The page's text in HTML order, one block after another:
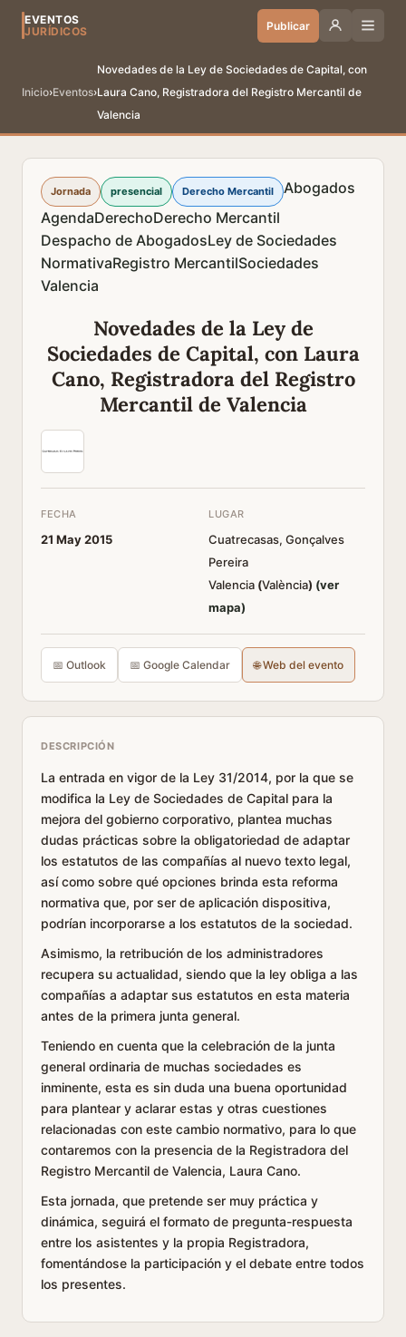
EVENTOS
JURÍDICOS
Publicar
Inicio›Eventos›
Novedades de la Ley de Sociedades de Capital, con
Laura Cano, Registradora del Registro Mercantil de
Valencia
Jornada presencial Derecho Mercantil
Abogados
AgendaDerechoDerecho Mercantil
Despacho de AbogadosLey de Sociedades
NormativaRegistro MercantilSociedades
Valencia
Novedades de la Ley de
Sociedades de Capital, con Laura
Cano, Registradora del Registro
Mercantil de Valencia
FECHA
21 May 2015
LUGAR
Cuatrecasas, Gonçalves
Pereira
Valencia (València) (ver
mapa)
📅 Outlook 📅 Google Calendar 🌐 Web del evento
DESCRIPCIÓN
La entrada en vigor de la Ley 31/2014, por la que se
modifica la Ley de Sociedades de Capital para la
mejora del gobierno corporativo, plantea muchas
dudas prácticas sobre la obligatoriedad de adaptar
los estatutos de las compañías al nuevo texto legal,
así como sobre qué opciones brinda esta reforma
normativa que, por ser de aplicación dispositiva,
podrían incorporarse a los estatutos de la sociedad.
Asimismo, la retribución de los administradores
recupera su actualidad, siendo que la ley obliga a las
compañías a adaptar sus estatutos en esta materia
antes de la primera junta general.
Teniendo en cuenta que la celebración de la junta
general ordinaria de muchas sociedades es
inminente, esta es sin duda una buena oportunidad
para plantear y aclarar estas y otras cuestiones
relacionadas con este cambio normativo, para lo que
contaremos con la presencia de la Registradora del
Registro Mercantil de Valencia, Laura Cano.
Esta jornada, que pretende ser muy práctica y
dinámica, seguirá el formato de pregunta-respuesta
entre los asistentes y la propia Registradora,
fomentándose la participación y el debate entre todos
los presentes.